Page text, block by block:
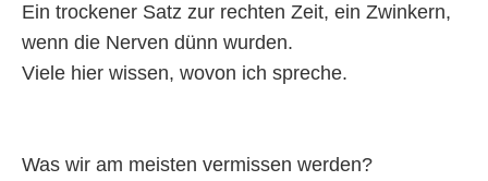
Ein trockener Satz zur rechten Zeit, ein Zwinkern,
wenn die Nerven dünn wurden.
Viele hier wissen, wovon ich spreche.
Was wir am meisten vermissen werden?